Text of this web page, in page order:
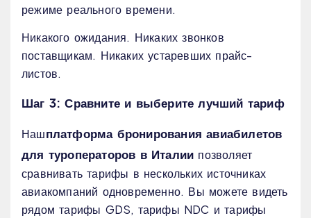
режиме реального времени.
Никакого ожидания. Никаких звонков
поставщикам. Никаких устаревших прайс-
листов.
Шаг 3: Сравните и выберите лучший тариф
Нашплатформа бронирования авиабилетов
для туроператоров в Италии позволяет
сравнивать тарифы в нескольких источниках
авиакомпаний одновременно. Вы можете видеть
рядом тарифы GDS, тарифы NDC и тарифы